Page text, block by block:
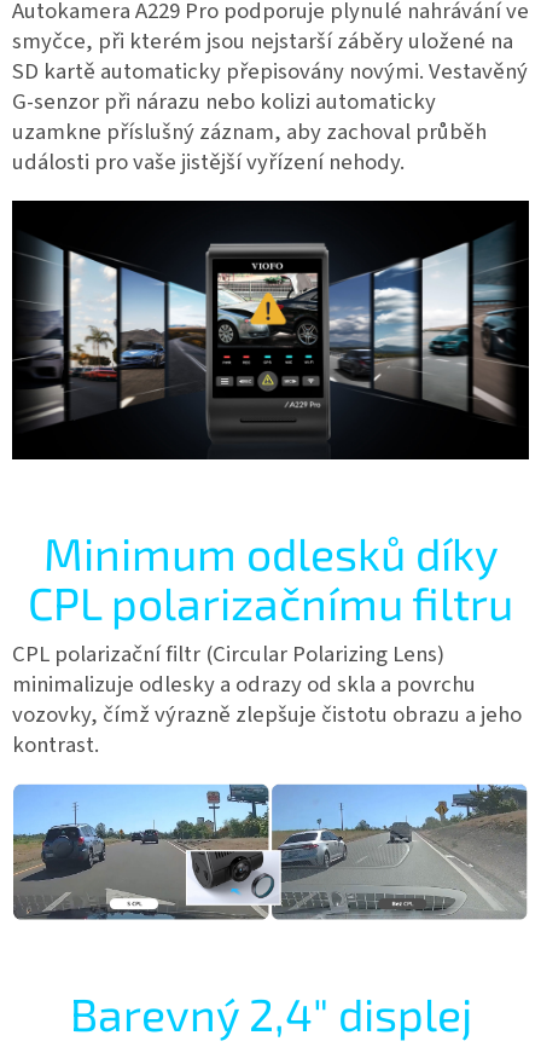
Autokamera A229 Pro podporuje plynulé nahrávání ve
smyčce, při kterém jsou nejstarší záběry uložené na
SD kartě automaticky přepisovány novými. Vestavěný
G-senzor při nárazu nebo kolizi automaticky
uzamkne příslušný záznam, aby zachoval průběh
události pro vaše jistější vyřízení nehody.
Minimum odlesků díky
CPL polarizačnímu filtru
CPL polarizační filtr (Circular Polarizing Lens)
minimalizuje odlesky a odrazy od skla a povrchu
vozovky, čímž výrazně zlepšuje čistotu obrazu a jeho
kontrast.
Barevný 2,4" displej